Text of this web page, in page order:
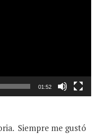
01:52
Siempre me gustó